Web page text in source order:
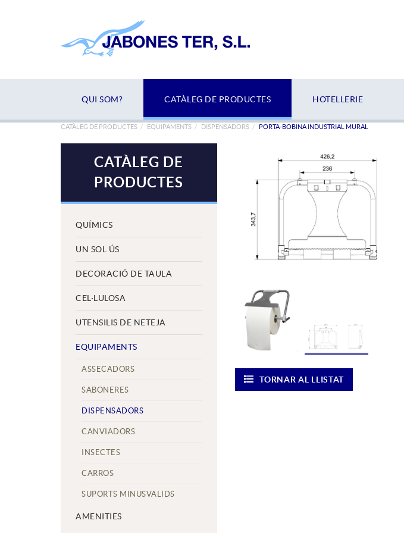
QUI SOM? CATÀLEG DE PRODUCTES HOTELLERIE
CATÀLEG DE PRODUCTES EQUIPAMENTS DISPENSADORS PORTA-BOBINA INDUSTRIAL MURAL
CATÀLEG DE
PRODUCTES
QUÍMICS
UN SOL ÚS
DECORACIÓ DE TAULA
CEL·LULOSA
UTENSILIS DE NETEJA
EQUIPAMENTS
ASSECADORS
SABONERES
DISPENSADORS
CANVIADORS
INSECTES
CARROS
SUPORTS MINUSVALIDS
AMENITIES
TORNAR AL LLISTAT